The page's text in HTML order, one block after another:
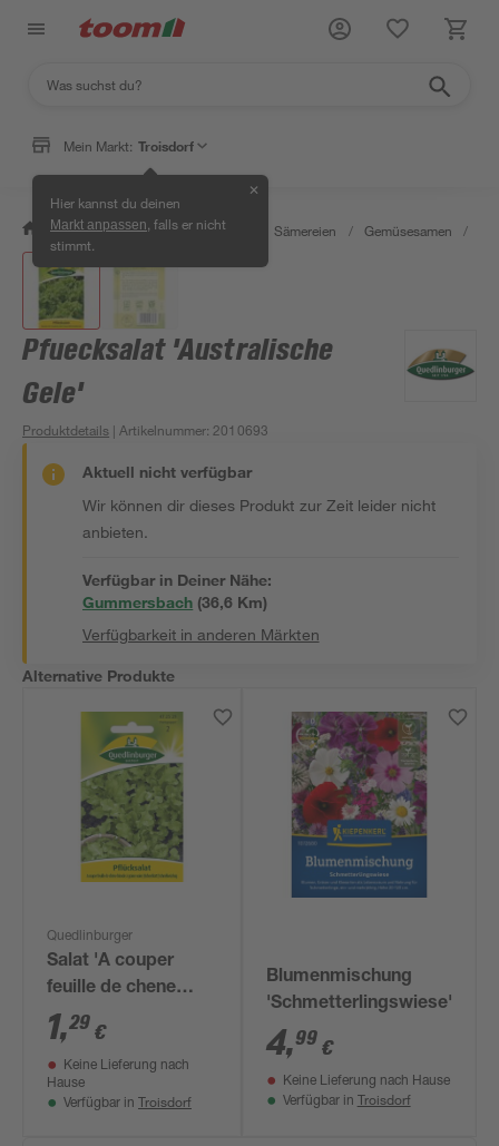
Mein Markt: Troisdorf
Hier kannst du deinen
Markt anpassen , falls er nicht
stimmt.
✕
/ Garten & Freizeit / Pflanzen Sämereien / Gemüsesamen /
Pfuecksalat 'Australische
Gele'
Produktdetails | Artikelnummer: 2010693
Aktuell nicht verfügbar
Wir können dir dieses Produkt zur Zeit leider nicht
anbieten.
Verfügbar in Deiner Nähe:
Gummersbach (36,6 Km)
Verfügbarkeit in anderen Märkten
Alternative Produkte
Quedlinburger
Salat 'A couper
feuille de chene
blonde a graine
noire'
1,29 €
Keine Lieferung nach
Hause
Verfügbar in Troisdorf
Blumenmischung
'Schmetterlingswiese'
4,99 €
Keine Lieferung nach Hause
Verfügbar in Troisdorf